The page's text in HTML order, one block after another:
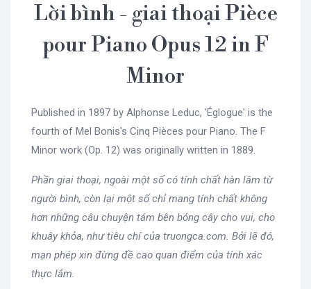
Lời bình - giai thoại Pièce
pour Piano Opus 12 in F
Minor
Published in 1897 by Alphonse Leduc, 'Églogue' is the
fourth of Mel Bonis's Cinq Pièces pour Piano. The F
Minor work (Op. 12) was originally written in 1889.
Phần giai thoại, ngoài một số có tính chất hàn lâm từ
người bình, còn lại một số chỉ mang tính chất không
hơn những câu chuyện tám bên bóng cây cho vui, cho
khuây khỏa, như tiêu chí của truongca.com. Bởi lẽ đó,
mạn phép xin đừng đề cao quan điểm của tính xác
thực lắm.